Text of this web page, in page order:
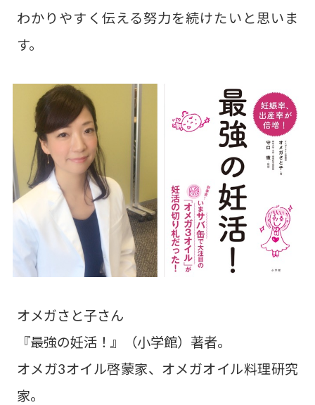
わかりやすく伝える努力を続けたいと思いま
す。
オメガさと子さん
『最強の妊活！』（小学館）著者。
オメガ3オイル啓蒙家、オメガオイル料理研究
家。